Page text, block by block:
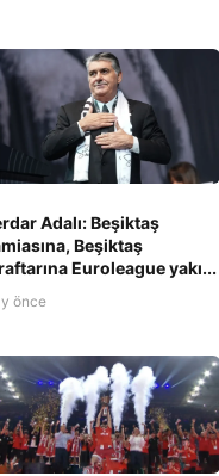
Adalı: Beşiktaş
Beşiktaş
Euroleague yakı...
önce